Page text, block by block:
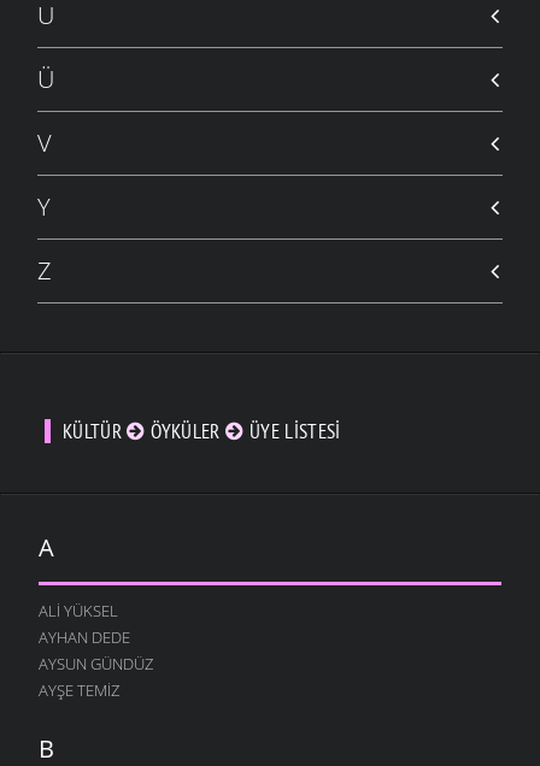
U
Ü
V
Y
Z
KÜLTÜR ÖYKÜLER ÜYE LISTESI
A
ALI YÜKSEL
AYHAN DEDE
AYSUN GÜNDÜZ
AYŞE TEMIZ
B